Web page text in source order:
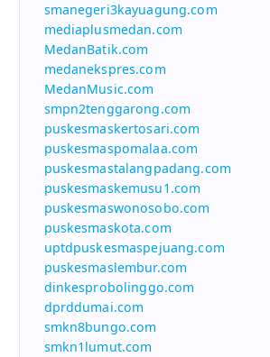
smanegeri3kayuagung.com
mediaplusmedan.com
MedanBatik.com
medanekspres.com
MedanMusic.com
smpn2tenggarong.com
puskesmaskertosari.com
puskesmaspomalaa.com
puskesmastalangpadang.com
puskesmaskemusu1.com
puskesmaswonosobo.com
puskesmaskota.com
uptdpuskesmaspejuang.com
puskesmaslembur.com
dinkesprobolinggo.com
dprddumai.com
smkn8bungo.com
smkn1lumut.com